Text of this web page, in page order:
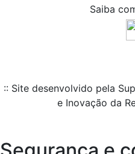
Saiba
:: Site desenvolvido pela
e Inovação da